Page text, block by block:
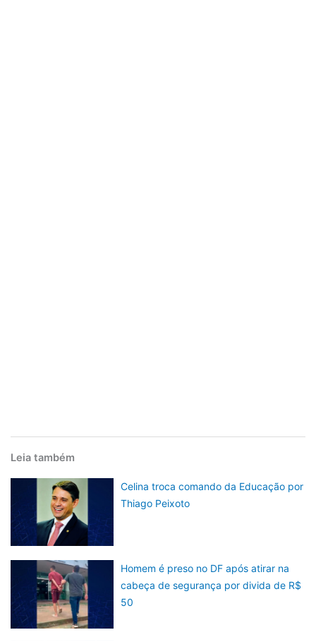
Leia também
Celina troca comando da Educação por
Thiago Peixoto
Homem é preso no DF após atirar na
cabeça de segurança por divida de R$
50